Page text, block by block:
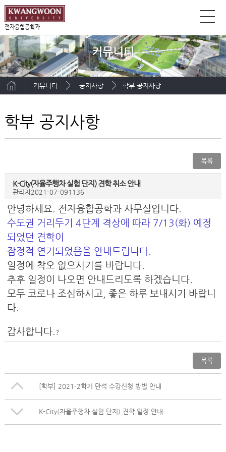
전자융합공학과
커뮤니티
커뮤니티 공지사항 학부 공지사항
학부 공지사항
목록
K-City(자율주행차 실험 단지) 견학 취소 안내
관리자2021-07-09 1136
안녕하세요. 전자융합공학과 사무실입니다.
수도권 거리두기 4단계 격상에 따라 7/13(화) 예정
되었던 견학이
잠정적 연기되었음을 안내드립니다.
일정에 착오 없으시기를 바랍니다.
추후 일정이 나오면 안내드리도록 하겠습니다.
모두 코로나 조심하시고, 좋은 하루 보내시기 바랍니
다.
감사합니다. ?
목록
[학부] 2021-2학기 만석 수강신청 방법 안내
K-City(자율주행차 실험 단지) 견학 일정 안내